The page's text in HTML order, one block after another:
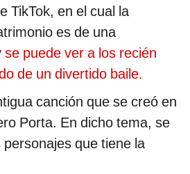
TikTok, en el cual la
es de una
se puede ver a los recién
de un divertido baile.
canción que se creó en
Porta. En dicho tema, se
personajes que tiene la